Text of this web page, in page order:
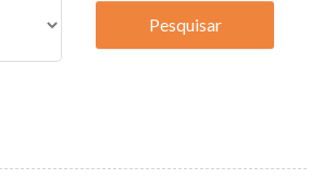
Pesquisar